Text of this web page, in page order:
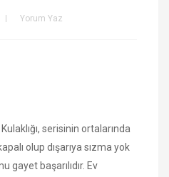
Yorum Yaz
serisinin ortalarında
olup dışarıya sızma yok
gayet başarılıdır. Ev